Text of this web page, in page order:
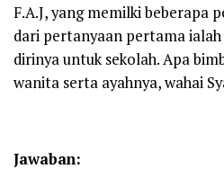
F.A.J, yang memilki beberapa
dari pertanyaan pertama
dirinya untuk sekolah. Apa
wanita serta ayahnya, wahai
Jawaban: